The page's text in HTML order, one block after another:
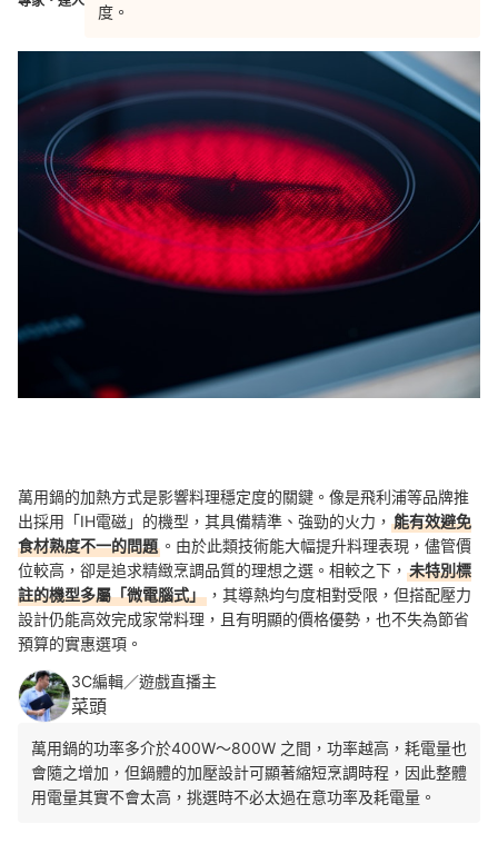
度。
萬用鍋的加熱方式是影響料理穩定度的關鍵。像是飛利浦等品牌推
出採用「IH電磁」的機型，其具備精準、強勁的火力， 能有效避免
食材熟度不一的問題 。由於此類技術能大幅提升料理表現，儘管價
位較高，卻是追求精緻烹調品質的理想之選。相較之下， 未特別標
註的機型多屬「微電腦式」 ，其導熱均勻度相對受限，但搭配壓力
設計仍能高效完成家常料理，且有明顯的價格優勢，也不失為節省
預算的實惠選項。
3C編輯／遊戲直播主
菜頭
萬用鍋的功率多介於400W～800W 之間，功率越高，耗電量也
會隨之增加，但鍋體的加壓設計可顯著縮短烹調時程，因此整體
用電量其實不會太高，挑選時不必太過在意功率及耗電量。